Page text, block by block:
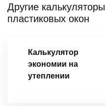
Другие
пластиковых окон
Калькулятор
экономии на
утеплении